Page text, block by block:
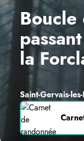
Boucle
la
Saint-Gervais-